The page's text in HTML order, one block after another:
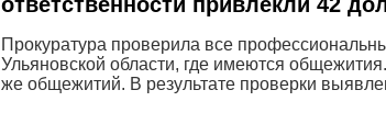
Прокуратура проверила все
Ульяновской области, где имеются
же общежитий. В результате проверки